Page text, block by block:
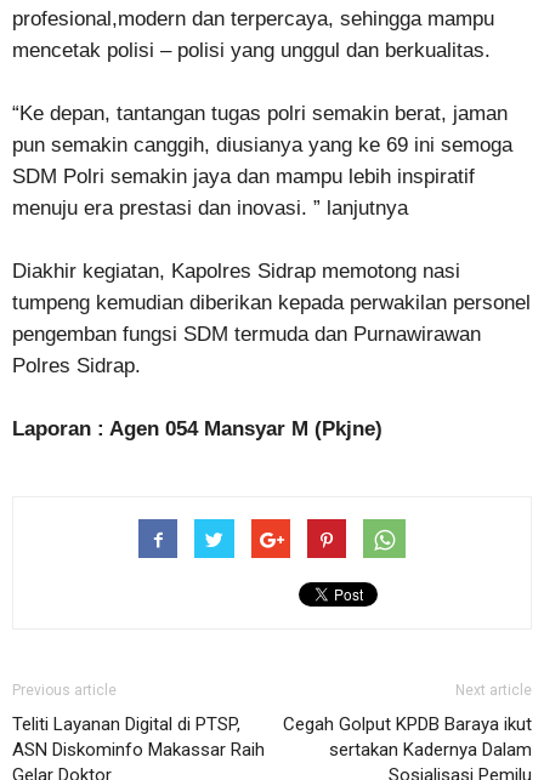
profesional,modern dan terpercaya, sehingga mampu
mencetak polisi – polisi yang unggul dan berkualitas.
“Ke depan, tantangan tugas polri semakin berat, jaman
pun semakin canggih, diusianya yang ke 69 ini semoga
SDM Polri semakin jaya dan mampu lebih inspiratif
menuju era prestasi dan inovasi. ” lanjutnya
Diakhir kegiatan, Kapolres Sidrap memotong nasi
tumpeng kemudian diberikan kepada perwakilan personel
pengemban fungsi SDM termuda dan Purnawirawan
Polres Sidrap.
Laporan : Agen 054 Mansyar M (Pkjne)
Previous article
Teliti Layanan Digital di PTSP,
ASN Diskominfo Makassar Raih
Gelar Doktor
Next article
Cegah Golput KPDB Baraya ikut
sertakan Kadernya Dalam
Sosialisasi Pemilu